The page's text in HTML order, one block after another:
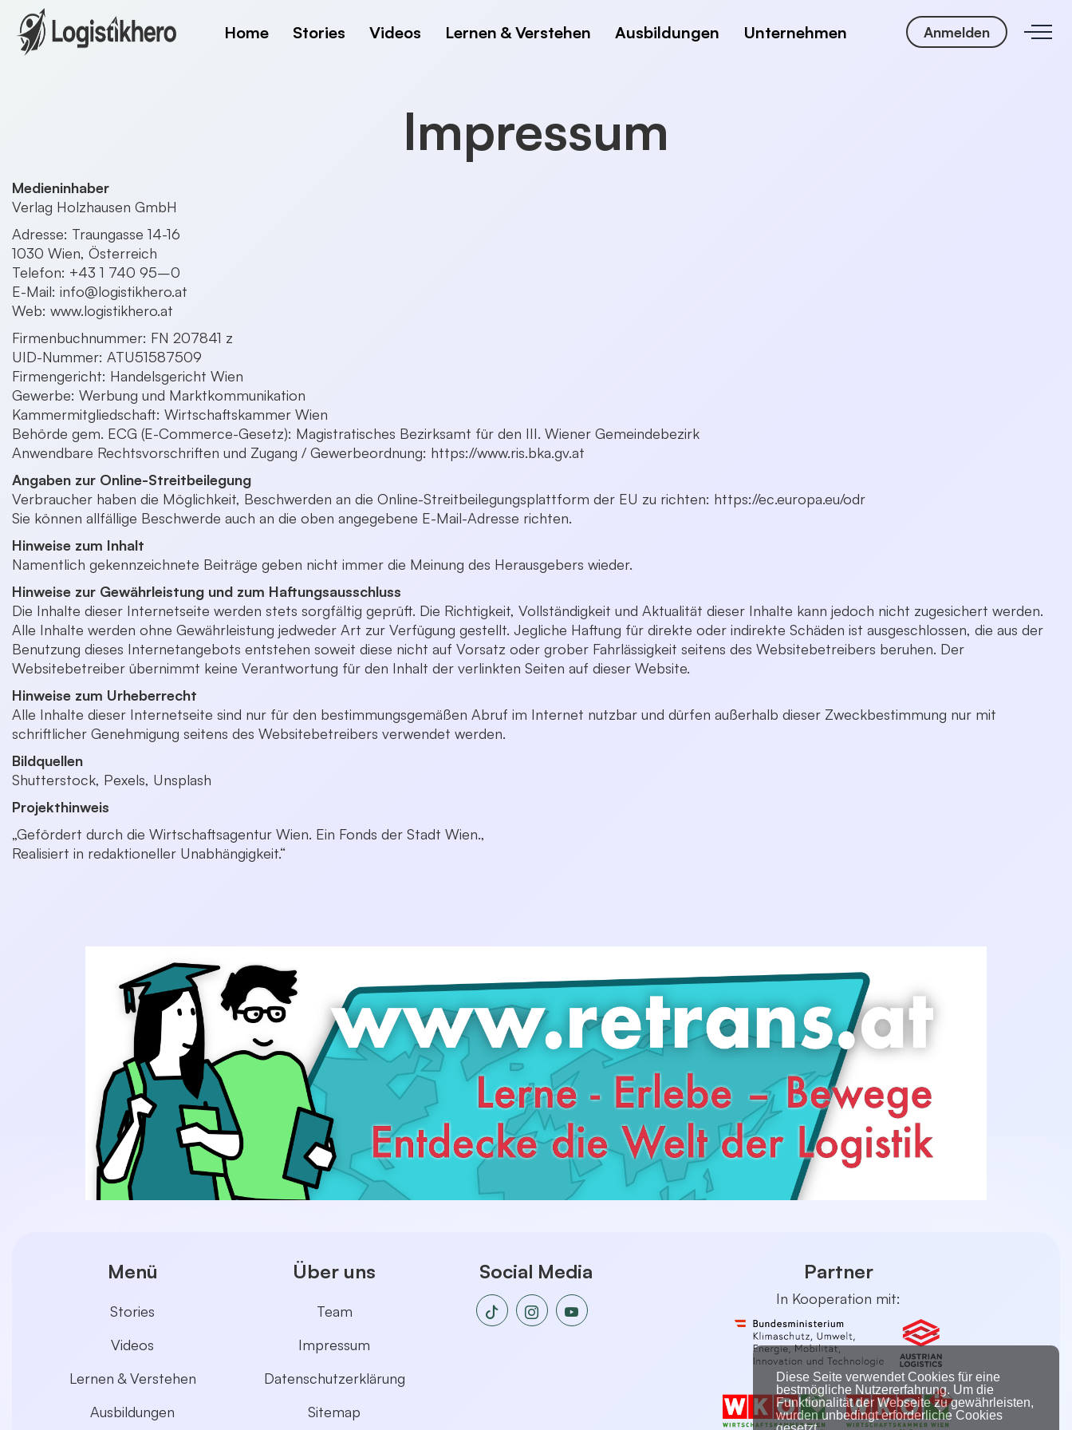
Diese Seite verwendet Cookies für eine
bestmögliche Nutzererfahrung. Um die
Funktionalität der Webseite zu gewährleisten,
wurden unbedingt erforderliche Cookies
Home Stories Videos Lernen & Verstehen Ausbildungen Unternehmen Anmelden
Impressum
Medieninhaber
Verlag Holzhausen GmbH
Adresse: Traungasse 14-16
1030 Wien, Österreich
Telefon: +43 1 740 95–0
E-Mail: info@logistikhero.at
Web: www.logistikhero.at
Firmenbuchnummer: FN 207841 z
UID-Nummer: ATU51587509
Firmengericht: Handelsgericht Wien
Gewerbe: Werbung und Marktkommunikation
Kammermitgliedschaft: Wirtschaftskammer Wien
Behörde gem. ECG (E-Commerce-Gesetz): Magistratisches Bezirksamt für den III. Wiener Gemeindebezirk
Anwendbare Rechtsvorschriften und Zugang / Gewerbeordnung: https://www.ris.bka.gv.at
Angaben zur Online-Streitbeilegung
Verbraucher haben die Möglichkeit, Beschwerden an die Online-Streitbeilegungsplattform der EU zu richten: https://ec.europa.eu/odr
Sie können allfällige Beschwerde auch an die oben angegebene E-Mail-Adresse richten.
Hinweise zum Inhalt
Namentlich gekennzeichnete Beiträge geben nicht immer die Meinung des Herausgebers wieder.
Hinweise zur Gewährleistung und zum Haftungsausschluss
Die Inhalte dieser Internetseite werden stets sorgfältig geprüft. Die Richtigkeit, Vollständigkeit und Aktualität dieser Inhalte kann jedoch nicht zugesichert werden.
Alle Inhalte werden ohne Gewährleistung jedweder Art zur Verfügung gestellt. Jegliche Haftung für direkte oder indirekte Schäden ist ausgeschlossen, die aus der
Benutzung dieses Internetangebots entstehen soweit diese nicht auf Vorsatz oder grober Fahrlässigkeit seitens des Websitebetreibers beruhen. Der
Websitebetreiber übernimmt keine Verantwortung für den Inhalt der verlinkten Seiten auf dieser Website.
Hinweise zum Urheberrecht
Alle Inhalte dieser Internetseite sind nur für den bestimmungsgemäßen Abruf im Internet nutzbar und dürfen außerhalb dieser Zweckbestimmung nur mit
schriftlicher Genehmigung seitens des Websitebetreibers verwendet werden.
Bildquellen
Shutterstock, Pexels, Unsplash
Projekthinweis
„Gefördert durch die Wirtschaftsagentur Wien. Ein Fonds der Stadt Wien.,
Realisiert in redaktioneller Unabhängigkeit.“
Menü
Stories
Videos
Lernen & Verstehen
Ausbildungen
Über uns
Team
Impressum
Datenschutzerklärung
Sitemap
Social Media Partner
In Kooperation mit: